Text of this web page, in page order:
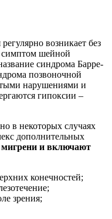
возникает без
симптом шейной
синдрома Барре-
позвоночной
нарушениями и
гипоксии ‒
в некоторых случаях
дополнительных
и включают
конечностей;
зрения;